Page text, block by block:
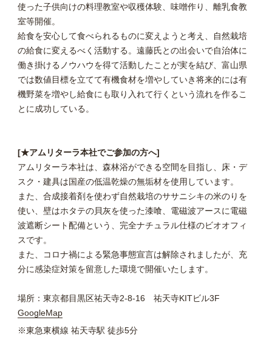
使った子供向けの料理教室や収穫体験、味噌作り、離乳食教
室等開催。
給食を安心して食べられるものに変えようと考え、自然栽培
の給食に変えるべく活動する。遠藤氏との出会いで自治体に
働き掛けるノウハウを得て活動したことが実を結び、富山県
では数値目標を立てて有機食材を増やしていき将来的には有
機野菜を増やし給食にも取り入れて行くという流れを作るこ
とに成功している。
[★アムリターラ本社でご参加の方へ]
アムリターラ本社は、森林浴ができる空間を目指し、床・デ
スク・建具は国産の低温乾燥の無垢材を使用しています。
また、合成接着剤を使わず自然栽培のササニシキの米のりを
使い、壁はホタテの貝灰を使った漆喰、電磁波アースに電磁
波遮断シート配備という、完全ナチュラル仕様のビオオフィ
スです。
また、コロナ禍による緊急事態宣言は解除されましたが、充
分に感染症対策を留意した環境で開催いたします。
場所：東京都目黒区祐天寺2-8-16 祐天寺KITビル3F
GoogleMap
※東急東横線 祐天寺駅 徒歩5分